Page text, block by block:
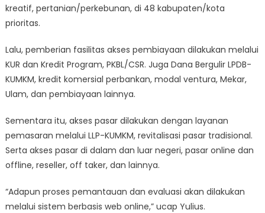
kreatif, pertanian/perkebunan, di 48 kabupaten/kota
prioritas.
Lalu, pemberian fasilitas akses pembiayaan dilakukan melalui
KUR dan Kredit Program, PKBL/CSR. Juga Dana Bergulir LPDB-
KUMKM, kredit komersial perbankan, modal ventura, Mekar,
Ulam, dan pembiayaan lainnya.
Sementara itu, akses pasar dilakukan dengan layanan
pemasaran melalui LLP-KUMKM, revitalisasi pasar tradisional.
Serta akses pasar di dalam dan luar negeri, pasar online dan
offline, reseller, off taker, dan lainnya.
“Adapun proses pemantauan dan evaluasi akan dilakukan
melalui sistem berbasis web online,” ucap Yulius.